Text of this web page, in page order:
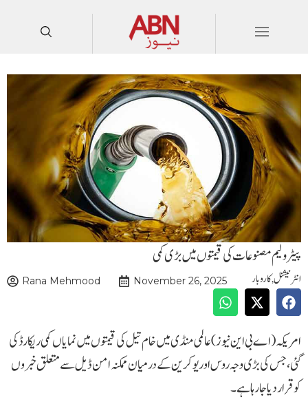
پیٹرولیم مصنوعات کی قیمتوں میں بڑی کمی
انٹرنیشنل,کاروبار Rana Mehmood November 26, 2025
امریکہ(اے بی این نیوز) عالمی منڈی میں خام تیل کی قیمتوں میں نمایاں کمی ریکارڈ کی
گئی ، جس کی بڑی وجہ روس اور یوکرین کے درمیان ممکنہ امن ڈیل سے متعلق خبروں
کو قرار دیا جا رہا ہے۔